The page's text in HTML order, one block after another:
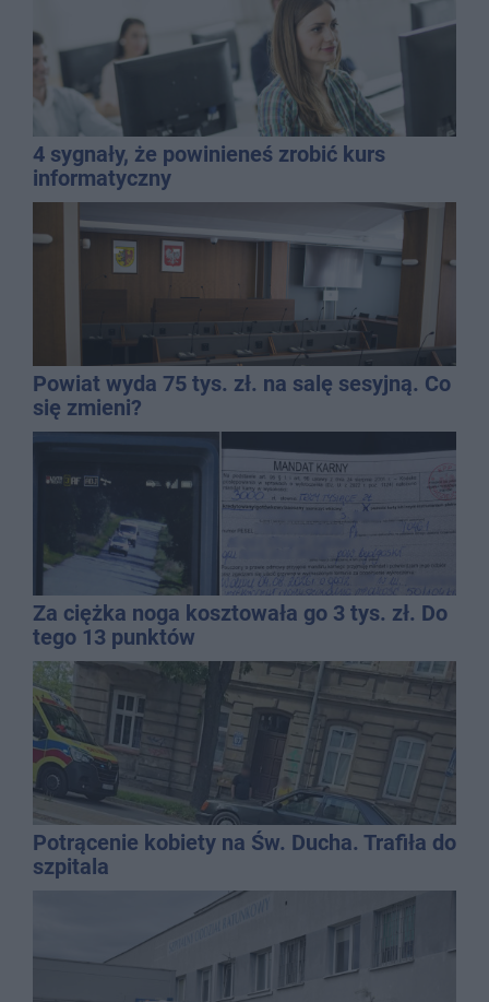
4 sygnały, że powinieneś zrobić kurs
informatyczny
Powiat wyda 75 tys. zł. na salę sesyjną. Co
się zmieni?
Za ciężka noga kosztowała go 3 tys. zł. Do
tego 13 punktów
Potrącenie kobiety na Św. Ducha. Trafiła do
szpitala